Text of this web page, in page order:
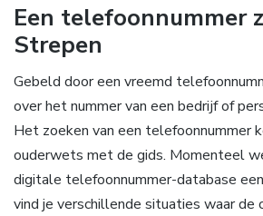
Een telefoonnummer
Strepen
Gebeld door een vreemd
over het nummer van een bedrijf of
Het zoeken van een telefoonnummer
ouderwets met de gids. Momenteel
digitale telefoonnummer-database
vind je verschillende situaties waar de